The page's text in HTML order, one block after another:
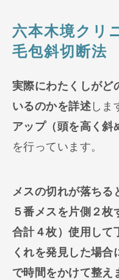
六本木境クリ
毛包斜切断法
実際にわたくしがど
いるのかを詳述しま
アップ（頭を高く斜
を行っています。
メスの切れが落ちる
５番メスを片側２
合計４枚）使用して
くれを発見した場合
で時間をかけて整え